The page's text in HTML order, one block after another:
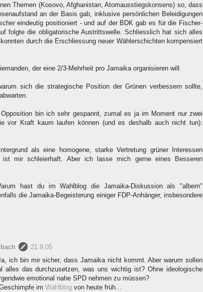
Themen (Kosovo, Afghanistan, Atomausstiegskonsens) so, dass
an der Basis gab, inklusive persönlichen Beleidigungen
eindeutig positioniert - und auf der BDK gab es für die Fischer-
folgte die obligatorische Austrittswelle. Schliesslich hat sich alles
durch die Erschliessung neuer Wählerschichten kompensiert
der eine 2/3-Mehrheit pro Jamaika organisieren will.
sich die strategische Position der Grünen verbessern sollte,
bin ich sehr gespannt, zumal es ja im Moment nur zwei
vor Kraft kaum laufen können (und es deshalb auch nicht tun):
als eine homogene, starke Vertretung grüner Interessen
ist mir schleierhaft. Aber ich lasse mich gerne eines Besseren
hast du im Wahlblog die Jamaika-Diskussion als "albern"
die Jamaika-Begeisterung einiger FDP-Anhänger, insbesondere
21.9.05
ich bin mir sicher, dass Jamaika nicht kommt. Aber warum sollen
alles das durchzusetzen, was uns wichtig ist? Ohne ideologische
emotional nahe SPD nehmen zu müssen?
im Wahlblog von heute früh...